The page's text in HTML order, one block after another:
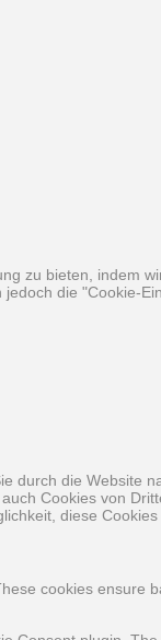
zu bieten, indem
die "Cookie-
durch die
Cookies von
diese
cookies ensure